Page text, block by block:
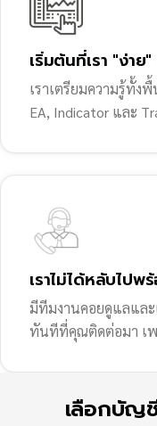
เริ่มต้นที่เรา "ง่าย
เราเตรียมความรู้ทั้ง
EA, Indicator และ
เราไม่ได้หลับไป
มีทีมงานคอยดูแลแล
ทันทีที่คุณติดต่อมา เ
เลือกบัญ